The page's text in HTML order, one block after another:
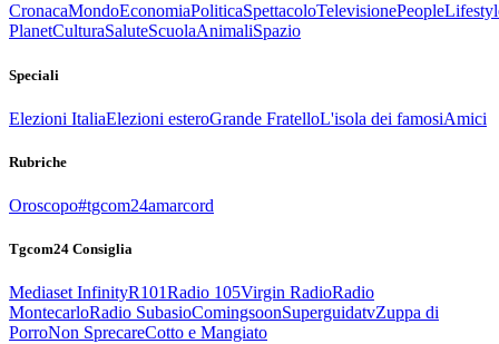
CronacaMondoEconomiaPoliticaSpettacoloTelevisionePeople
PlanetCulturaSaluteScuolaAnimaliSpazio
Speciali
Elezioni ItaliaElezioni esteroGrande FratelloL'isola dei famosiAmici
Rubriche
Oroscopo#tgcom24amarcord
Tgcom24 Consiglia
Mediaset InfinityR101Radio 105Virgin RadioRadio
MontecarloRadio SubasioComingsoonSuperguidatvZuppa di
PorroNon SprecareCotto e Mangiato